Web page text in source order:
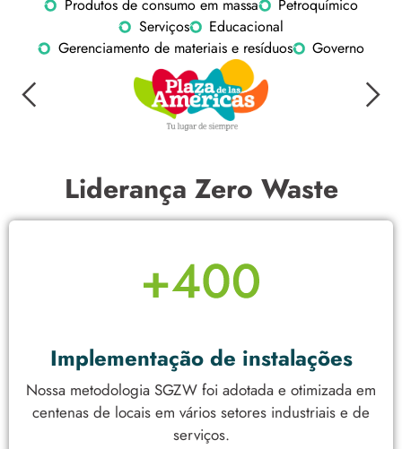
Produtos de consumo em massa
Petroquímico
Serviços
Educacional
Gerenciamento de materiais e resíduos
Governo
Liderança Zero Waste
Implementação de instalações
Nossa metodologia SGZW foi adotada e otimizada em
centenas de locais em vários setores industriais e de
serviços.